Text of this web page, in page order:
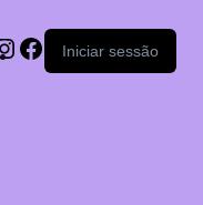
Iniciar sessão